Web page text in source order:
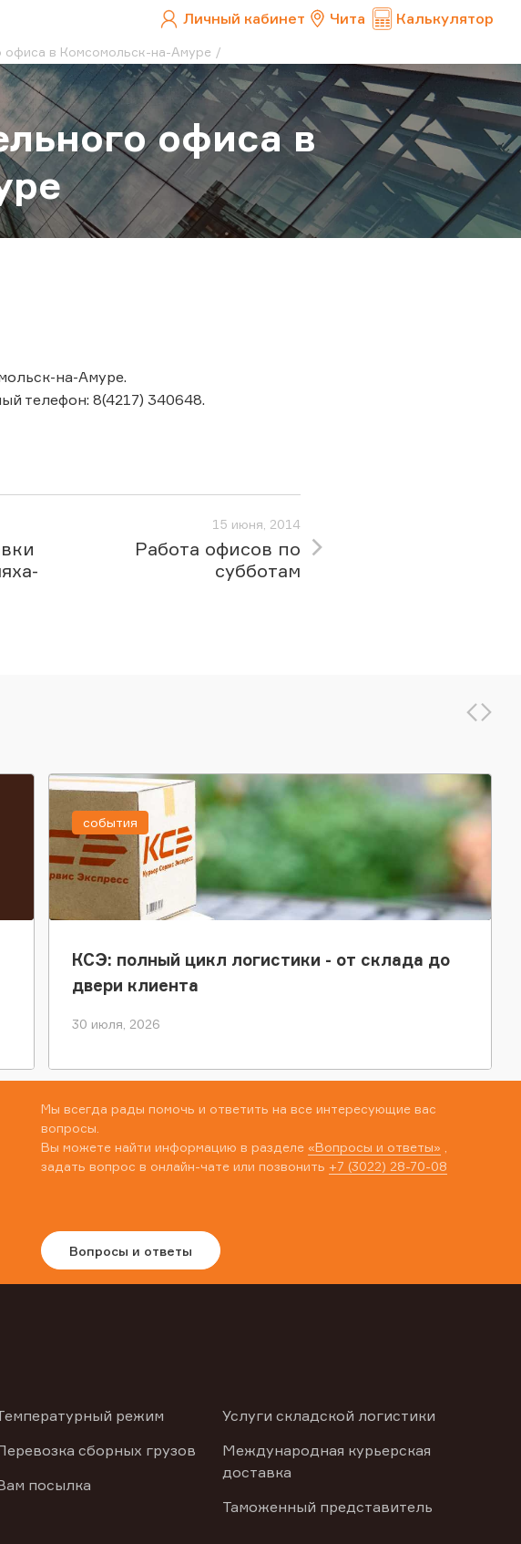
Личный кабинет Чита Калькулятор
офиса в Комсомольск-на-Амуре
офиса в
на-Амуре.
телефон: 8(4217) 340648.
15 июня, 2014
Работа офисов по
субботам
КСЭ: полный цикл логистики - от склада до
двери клиента
30 июля, 2026
события
Мы всегда рады помочь и ответить на все интересующие вас
вопросы.
Вы можете найти информацию в разделе «Вопросы и ответы»
задать вопрос в онлайн-чате или позвонить +7 (3022) 28-70-08
Вопросы и ответы
режим
сборных грузов
посылка
Услуги складской логистики
Международная курьерская
доставка
Таможенный представитель